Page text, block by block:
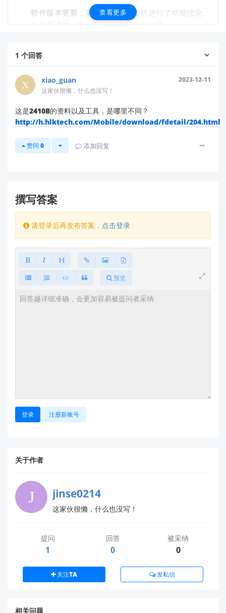
软件版本更新 ：我们可能对上位机进行了功能优化
和界面调整，导致与旧版文档存在差异。
您。
建议解决方案：
请确认您使用的具体模块型号（例如：HLK-
B），您可以在模块标签或购买记录中查看完整型
号。
前往我们的
官方下载平台
获取与您模块完全匹配的
信息以便我们更精准地帮助您：
您下载的上位机软件版本号
具体哪些功能或界面与预期不符
我们所有上位机工具均可在官网下载页面找到对应版
本，确保您获取的是与模块完全匹配的软件。如仍有疑
问，欢迎将详细信息发送至技术邮箱：
support@hlktech.cn，我们的工程师将为您提供一对
查看更多
1 个回答
xiao_guan
2023-12-11
这家伙很懒，什么也没写！
这是2410B的资料以及工具，是哪里不同？
http://h.hlktech.com/Mobile/download/fdetail/204.html
赞同 0 添加回复
撰写答案
请登录后再发布答案， 点击登录
预览
登录 注册新账号
关于作者
jinse0214
这家伙很懒，什么也没写！
提问
1
回答
0
被采纳
0
关注TA 发私信
相关问题